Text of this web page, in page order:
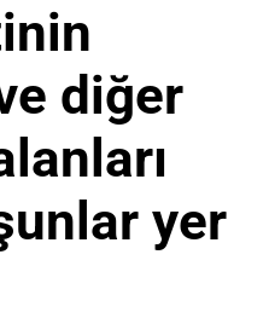
diğer
yer